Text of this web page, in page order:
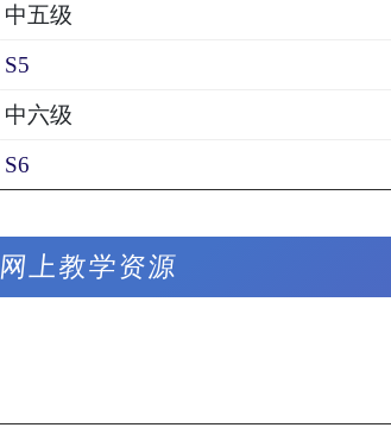
中五级
S5
中六级
S6
网上教学资源